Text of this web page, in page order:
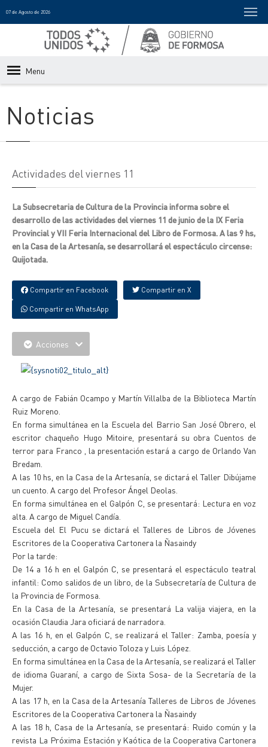
07 de Agosto de 2026
Menu
Noticias
Actividades del viernes 11
La Subsecretaria de Cultura de la Provincia informa sobre el
desarrollo de las actividades del viernes 11 de junio de la IX Feria
Provincial y VII Feria Internacional del Libro de Formosa. A las 9 hs,
en la Casa de la Artesanía, se desarrollará el espectáculo circense:
Quijotada.
Compartir en Facebook Compartir en X
Compartir en WhatsApp
Acciones
A cargo de Fabián Ocampo y Martín Villalba de la Biblioteca Martín
Ruiz Moreno.
En forma simultánea en la Escuela del Barrio San José Obrero, el
escritor chaqueño Hugo Mitoire, presentará su obra Cuentos de
terror para Franco , la presentación estará a cargo de Orlando Van
Bredam.
A las 10 hs, en la Casa de la Artesanía, se dictará el Taller Dibújame
un cuento. A cargo del Profesor Ángel Deolas.
En forma simultánea en el Galpón C, se presentará: Lectura en voz
alta. A cargo de Miguel Candía.
Escuela del El Pucu se dictará el Talleres de Libros de Jóvenes
Escritores de la Cooperativa Cartonera la Ñasaindy
Por la tarde:
De 14 a 16 h en el Galpón C, se presentará el espectáculo teatral
infantil: Como salidos de un libro, de la Subsecretaría de Cultura de
la Provincia de Formosa.
En la Casa de la Artesanía, se presentará La valija viajera, en la
ocasión Claudia Jara oficiará de narradora.
A las 16 h, en el Galpón C, se realizará el Taller: Zamba, poesía y
seducción, a cargo de Octavio Toloza y Luis López.
En forma simultánea en la Casa de la Artesanía, se realizará el Taller
de idioma Guaraní, a cargo de Sixta Sosa- de la Secretaría de la
Mujer.
A las 17 h, en la Casa de la Artesanía Talleres de Libros de Jóvenes
Escritores de la Cooperativa Cartonera la Ñasaindy
A las 18 h, Casa de la Artesanía, se presentará: Ruido común y la
revista La Próxima Estación y Kaótica de la Cooperativa Cartonera